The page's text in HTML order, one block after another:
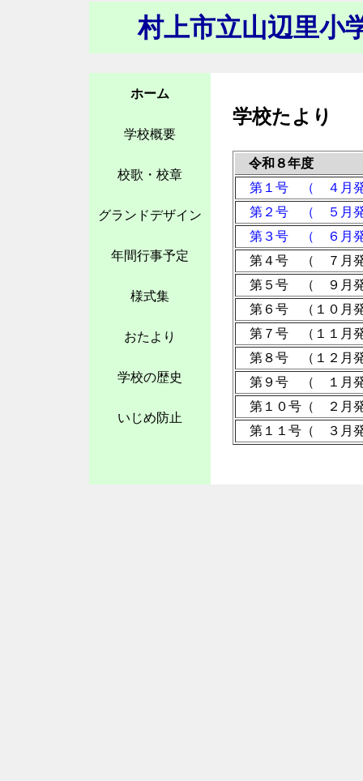
村上市立山辺里小
ホーム
学校概要
校歌・校章
グランドデザイン
年間行事予定
様式集
おたより
学校の歴史
いじめ防止
学校たより
令和８年度
第１号 （ ４月
第２号 （ ５月
第３号 （ ６月
第４号 （ ７月
第５号 （ ９月
第６号 （１０月
第７号 （１１月
第８号 （１２月
第９号 （ １月
第１０号（ ２月
第１１号（ ３月